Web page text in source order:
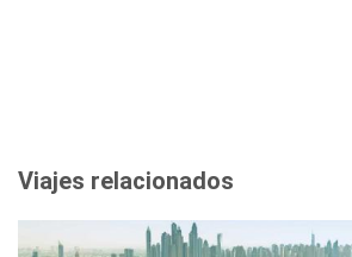
Viajes relacionados